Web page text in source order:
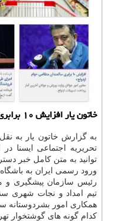
خاتون یار افزایش ۱۰ برابری سالمندان متقاضی وام ازدواج
به گزارش خاتون یار به نقل
تحریریه اجتماعی ایسنا
توانید به متن كامل خبر
ورود رسمی ایران به
رئیس سازمان پیشگیری و
تیم امداد و نجات شهری
همكاری امور بشردوستانه
كدام گونه های گوشتخوار